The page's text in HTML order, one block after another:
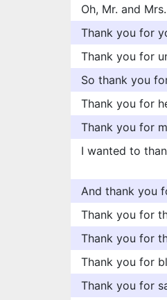
Oh, Mr. and
Thank you for
Thank you for
So thank you
Thank you for
Thank you for
I wanted to
And thank you
Thank you for
Thank you for
Thank you for
Thank you for